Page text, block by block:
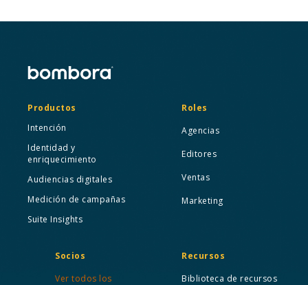
Productos
Intención
Identidad y
enriquecimiento
Audiencias digitales
Medición de campañas
Suite Insights
Roles
Agencias
Editores
Ventas
Marketing
Socios
Ver todos los
Recursos
Biblioteca de recursos